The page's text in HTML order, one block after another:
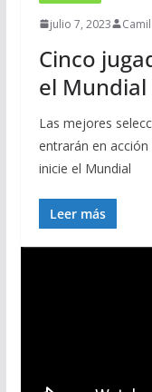
julio 7, 2023
Cinco
el Mundial
Las mejores
entrarán en
inicie el Mundial
Leer más